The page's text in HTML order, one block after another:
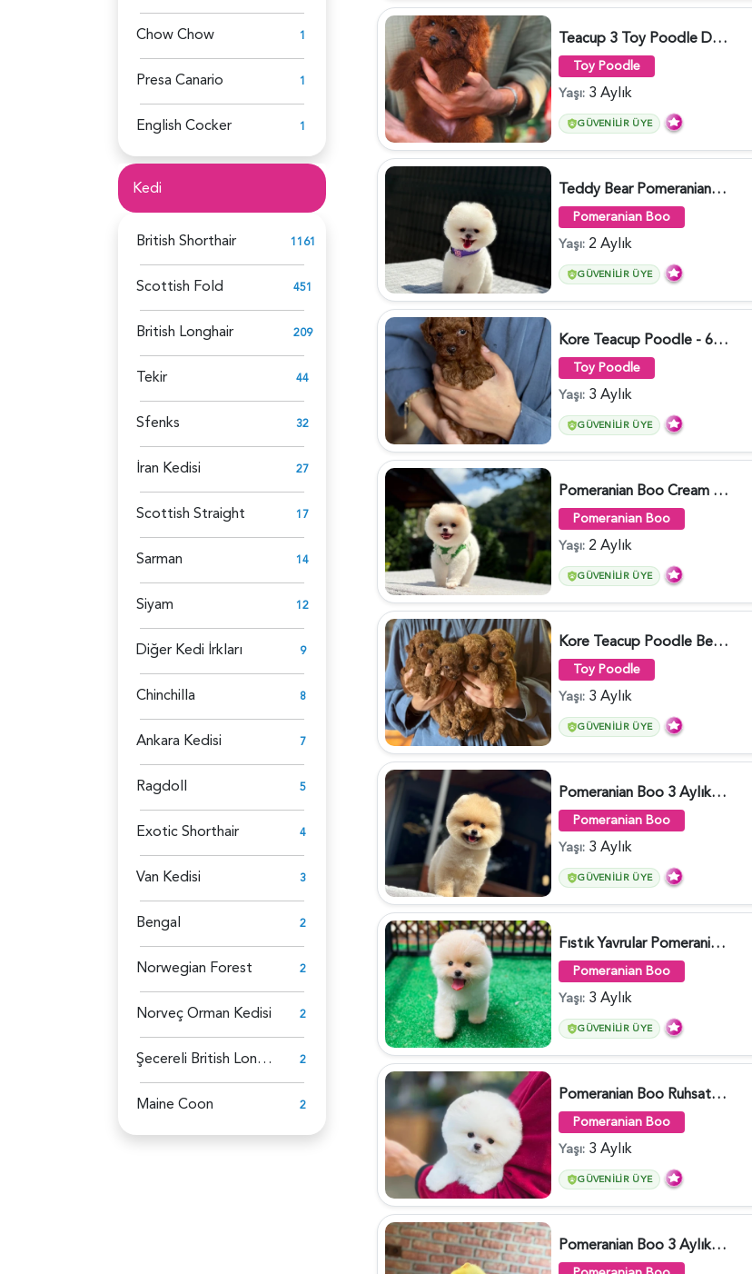
Chow Chow 1
Presa Canario 1
English Cocker 1
Kedi
British Shorthair 1161
Scottish Fold 451
British Longhair 209
Tekir 44
Sfenks 32
İran Kedisi 27
Scottish Straight 17
Sarman 14
Siyam 12
Diğer Kedi İrkları 9
Chinchilla 8
Ankara Kedisi 7
Ragdoll 5
Exotic Shorthair 4
Van Kedisi 3
Bengal 2
Norwegian Forest 2
Norveç Orman Kedisi 2
Şecereli British Longhair 2
Maine Coon 2
Teacup 3 Toy Poodle Dişi ve Erkek Yavru - 5963
Toy Poodle
Yaşı: 3 Aylık
GÜVENILIR ÜYE
Teddy Bear Pomeranian Boo Yavrumuz Ruhsatlı Çiftlik - 6247
Pomeranian Boo
Yaşı: 2 Aylık
GÜVENILIR ÜYE
Kore Teacup Poodle - 6424
Toy Poodle
Yaşı: 3 Aylık
GÜVENILIR ÜYE
Pomeranian Boo Cream Beyaz Yavrumuz - 6251
Pomeranian Boo
Yaşı: 2 Aylık
GÜVENILIR ÜYE
Kore Teacup Poodle Bebekler - 6428
Toy Poodle
Yaşı: 3 Aylık
GÜVENILIR ÜYE
Pomeranian Boo 3 Aylık Bebek Yavrular - 6178
Pomeranian Boo
Yaşı: 3 Aylık
GÜVENILIR ÜYE
Fıstık Yavrular Pomeranian Boo - 6032
Pomeranian Boo
Yaşı: 3 Aylık
GÜVENILIR ÜYE
Pomeranian Boo Ruhsatlı Çiftlikten - 6027
Pomeranian Boo
Yaşı: 3 Aylık
GÜVENILIR ÜYE
Pomeranian Boo 3 Aylık Safkan Yavrularımız - 6022